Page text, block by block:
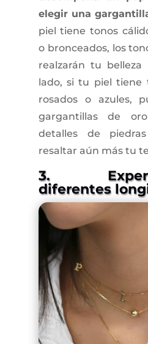
elegir una
piel tiene tonos
o bronceados, los
realzarán tu
lado, si tu piel tiene
rosados o azules,
gargantillas de
detalles de
resaltar aún más tu
3.
diferentes